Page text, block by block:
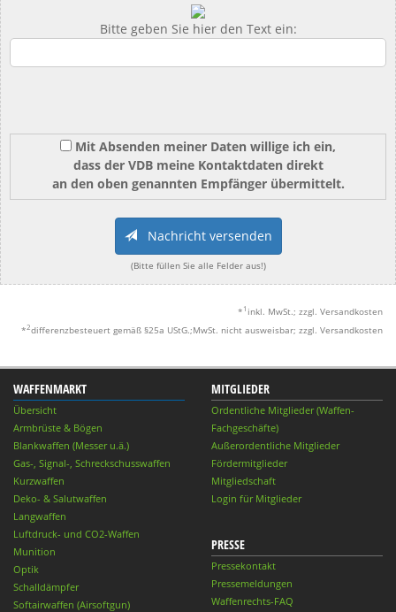
Bitte geben Sie hier den Text ein:
Mit Absenden meiner Daten willige ich ein,
dass der VDB meine Kontaktdaten direkt
an den oben genannten Empfänger übermittelt.
Nachricht versenden
(Bitte füllen Sie alle Felder aus!)
* 1 inkl. MwSt.; zzgl. Versandkosten
*2differenzbesteuert gemäß §25a UStG.;MwSt. nicht ausweisbar; zzgl. Versandkosten
WAFFENMARKT
Übersicht
Armbrüste & Bögen
Blankwaffen (Messer u.ä.)
Gas-, Signal-, Schreckschusswaffen
Kurzwaffen
Deko- & Salutwaffen
Langwaffen
Luftdruck- und CO2-Waffen
Munition
Optik
Schalldämpfer
Softairwaffen (Airsoftgun)
MITGLIEDER
Ordentliche Mitglieder (Waffen-
Fachgeschäfte)
Außerordentliche Mitglieder
Fördermitglieder
Mitgliedschaft
Login für Mitglieder
PRESSE
Pressekontakt
Pressemeldungen
Waffenrechts-FAQ